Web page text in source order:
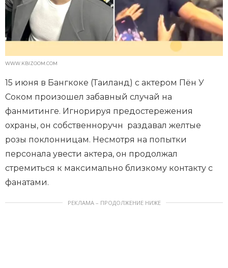
WWW.KBIZOOM.COM
15 июня в Бангкоке (Таиланд) с актером Пён У
Соком произошел забавный случай на
фанмитинге. Игнорируя предостережения
охраны, он собственноручн раздавал желтые
розы поклонницам. Несмотря на попытки
персонала увести актера, он продолжал
стремиться к максимально близкому контакту с
фанатами.
РЕКЛАМА – ПРОДОЛЖЕНИЕ НИЖЕ